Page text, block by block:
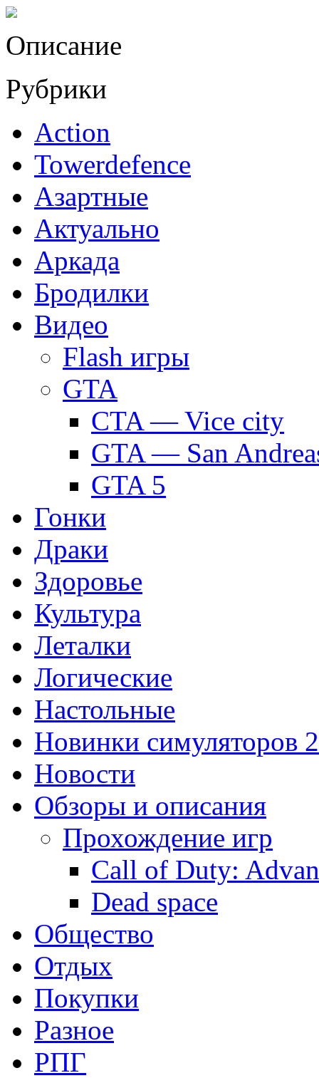
Описание
Рубрики
Action
Towerdefence
Азартные
Актуально
Аркада
Бродилки
Видео
Flash игры
GTA
CTA — Vice city
GTA — San
GTA 5
Гонки
Драки
Здоровье
Культура
Леталки
Логические
Настольные
Новинки симуляторов
Новости
Обзоры и описания
Прохождение игр
Call of Duty:
Dead space
Общество
Отдых
Покупки
Разное
РПГ